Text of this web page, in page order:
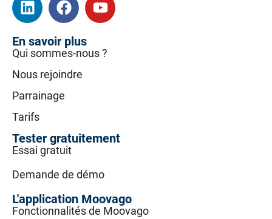
En savoir plus
Qui sommes-nous ?
Nous rejoindre
Parrainage
Tarifs
Tester gratuitement
Essai gratuit
Demande de démo
L'application Moovago
Fonctionnalités de Moovago